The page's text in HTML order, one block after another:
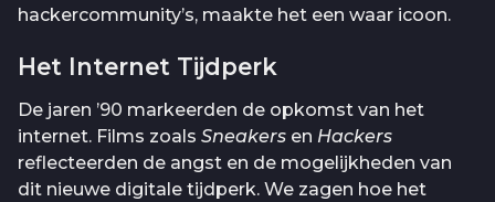
hackercommunity’s, maakte het een waar icoon.
Het Internet Tijdperk
De jaren ’90 markeerden de opkomst van het
internet. Films zoals Sneakers en Hackers
reflecteerden de angst en de mogelijkheden van
dit nieuwe digitale tijdperk. We zagen hoe het